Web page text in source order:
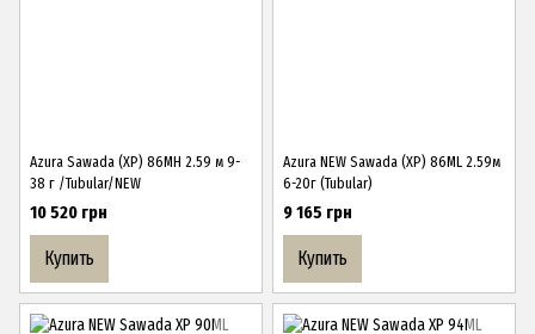
Azura Sawada (ХР) 86MH 2.59 м 9-
38 г /Tubular/NEW
10 520 грн
Купить
Azura NEW Sawada (ХР) 86ML 2.59м
6-20г (Tubular)
9 165 грн
Купить